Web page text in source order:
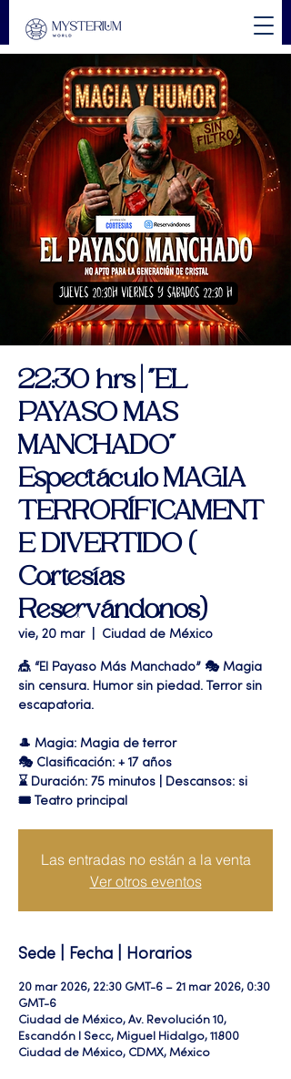
22:30 hrs | "EL
PAYASO MAS
MANCHADO"
Espectáculo MAGIA
TERRORÍFICAMENT
E DIVERTIDO (
Cortesías
Reservándonos)
vie, 20 mar
  |
Ciudad de México
🎪 “El Payaso Más Manchado” 🎭 Magia
sin censura. Humor sin piedad. Terror sin
escapatoria.
🎩 Magia: Magia de terror
🎭 Clasificación: + 17 años
⌛ Duración: 75 minutos | Descansos: si
🎟 Teatro principal
Las entradas no están a la venta
Ver otros eventos
Sede | Fecha | Horarios
20 mar 2026, 22:30 GMT-6 – 21 mar 2026, 0:30
GMT-6
Ciudad de México, Av. Revolución 10,
Escandón I Secc, Miguel Hidalgo, 11800
Ciudad de México, CDMX, México